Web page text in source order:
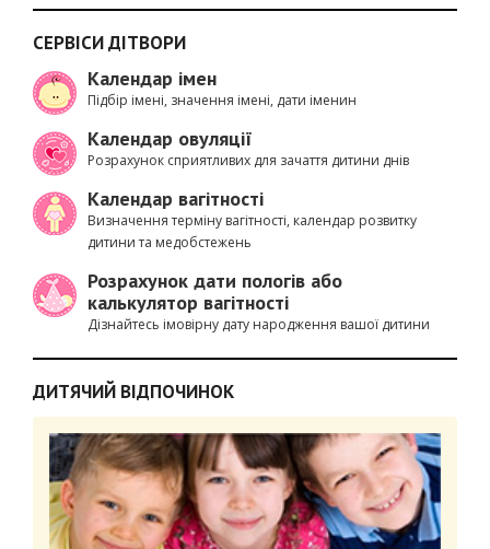
СЕРВІСИ ДІТВОРИ
Календар імен
Підбір імені, значення імені, дати іменин
Календар овуляції
Розрахунок сприятливих для зачаття дитини днів
Календар вагітності
Визначення терміну вагітності, календар розвитку
дитини та медобстежень
Розрахунок дати пологів або
калькулятор вагітності
Дізнайтесь імовірну дату народження вашої дитини
ДИТЯЧИЙ ВІДПОЧИНОК